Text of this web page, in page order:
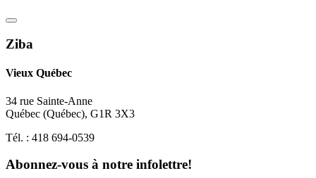
Ziba
Vieux Québec
34 rue Sainte-Anne
Québec (Québec), G1R 3X3
Tél. : 418 694-0539
Abonnez-vous à notre infolettre!